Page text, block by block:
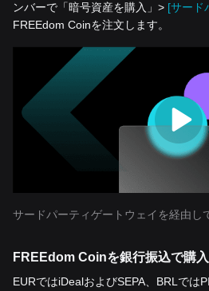
ンバーで「暗号資産を‌購入」> [サード
FREEdom Coinを注文します。
サードパーティゲートウェイを経由し
FREEdom Coinを銀行振込で購入
EURではiDealおよびSEPA、BRLでは